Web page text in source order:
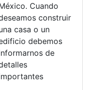
Cuando
construir
casa o un
debemos
de